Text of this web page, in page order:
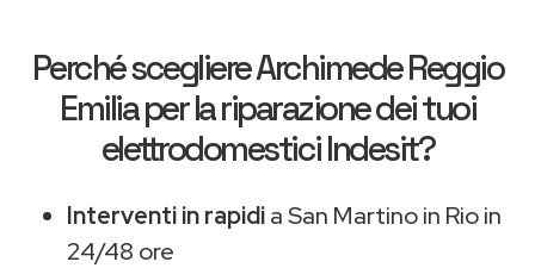
Perché scegliereArchimede Reggio
Emiliaper la riparazione dei tuoi
elettrodomestici Indesit?
Interventi in rapidia San Martino in Rio in
24/48 ore